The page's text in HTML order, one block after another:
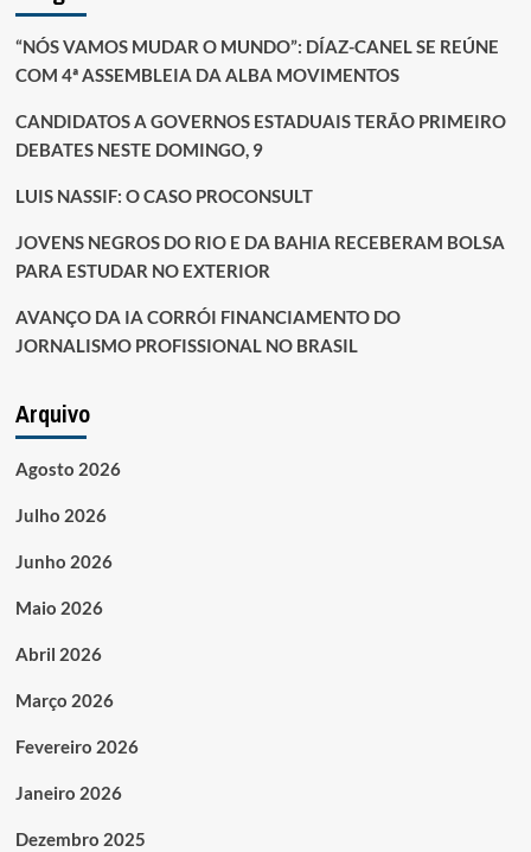
“NÓS VAMOS MUDAR O MUNDO”: DÍAZ-CANEL SE REÚNE
COM 4ª ASSEMBLEIA DA ALBA MOVIMENTOS
CANDIDATOS A GOVERNOS ESTADUAIS TERÃO PRIMEIRO
DEBATES NESTE DOMINGO, 9
LUIS NASSIF: O CASO PROCONSULT
JOVENS NEGROS DO RIO E DA BAHIA RECEBERAM BOLSA
PARA ESTUDAR NO EXTERIOR
AVANÇO DA IA CORRÓI FINANCIAMENTO DO
JORNALISMO PROFISSIONAL NO BRASIL
Arquivo
Agosto 2026
Julho 2026
Junho 2026
Maio 2026
Abril 2026
Março 2026
Fevereiro 2026
Janeiro 2026
Dezembro 2025